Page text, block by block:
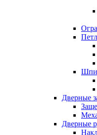
Дверные
Дверные